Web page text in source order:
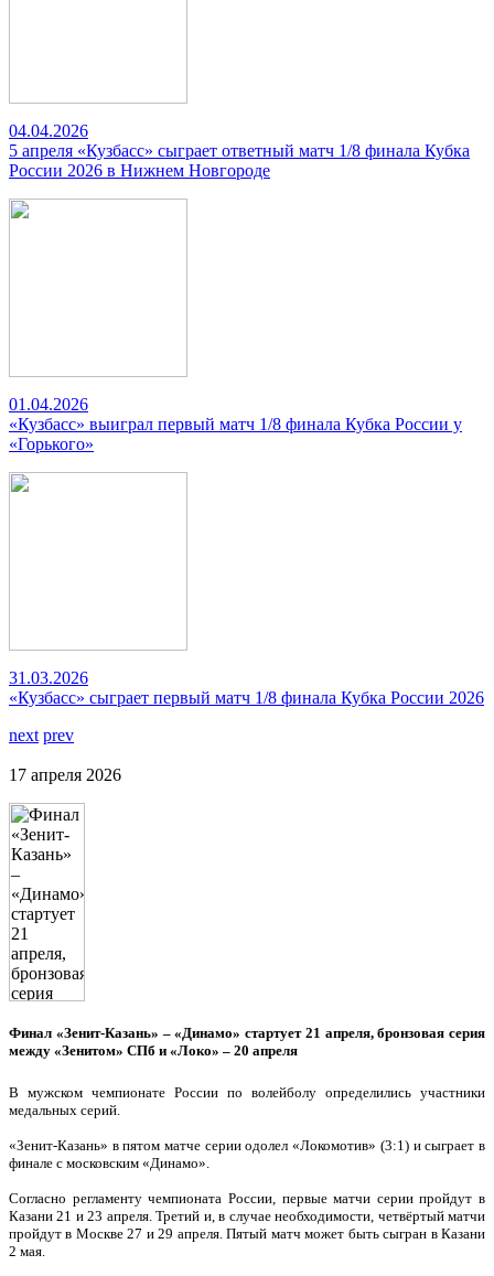
04.04.2026
5 апреля «Кузбасс» сыграет ответный матч 1/8 финала Кубка
России 2026 в Нижнем Новгороде
01.04.2026
«Кузбасс» выиграл первый матч 1/8 финала Кубка России у
«Горького»
31.03.2026
«Кузбасс» сыграет первый матч 1/8 финала Кубка России 2026
next prev
17 апреля 2026
Финал «Зенит-Казань» – «Динамо» стартует 21 апреля, бронзовая серия
между «Зенитом» СПб и «Локо» – 20 апреля
В мужском чемпионате России по волейболу определились участники
медальных серий.
«Зенит-Казань» в пятом матче серии одолел «Локомотив» (3:1) и сыграет в
финале с московским «Динамо».
Согласно регламенту чемпионата России, первые матчи серии пройдут в
Казани 21 и 23 апреля. Третий и, в случае необходимости, четвёртый матчи
пройдут в Москве 27 и 29 апреля. Пятый матч может быть сыгран в Казани
2 мая.